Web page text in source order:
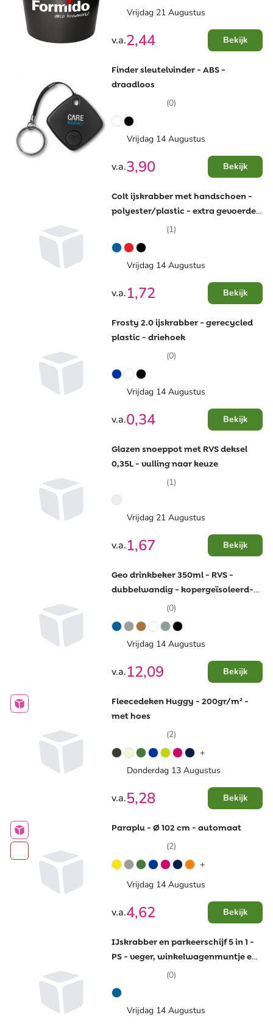
Vrijdag 21 Augustus
v.a.2,44 Bekijk
Finder sleutelvinder - ABS -
draadloos
(0)
Vrijdag 14 Augustus
v.a.3,90 Bekijk
Colt ijskrabber met handschoen -
polyester/plastic - extra gevoerde
beschermhandschoen
(1)
Vrijdag 14 Augustus
v.a.1,72 Bekijk
Frosty 2.0 ijskrabber - gerecycled
plastic - driehoek
(0)
Vrijdag 14 Augustus
v.a.0,34 Bekijk
Glazen snoeppot met RVS deksel
0,35L - vulling naar keuze
(1)
Vrijdag 21 Augustus
v.a.1,67 Bekijk
Geo drinkbeker 350ml - RVS -
dubbelwandig - kopergeïsoleerd-
met push-on deksel
(0)
Vrijdag 14 Augustus
v.a.12,09 Bekijk
Fleecedeken Huggy - 200gr/m² -
met hoes
(2)
+
Donderdag 13 Augustus
v.a.5,28 Bekijk
Paraplu - Ø 102 cm - automaat
(2)
+
Vrijdag 14 Augustus
v.a.4,62 Bekijk
IJskrabber en parkeerschijf 5 in 1 -
PS - veger, winkelwagenmuntje en
bandenprofielmeter
(0)
Vrijdag 14 Augustus